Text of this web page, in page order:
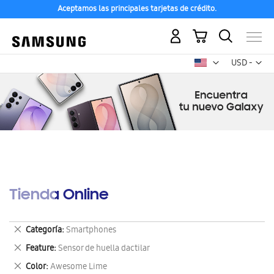
Aceptamos las principales tarjetas de crédito.
USD -
dólar
Mi carrito
Tienda Online
Categoría Smartphones
Eliminar
este
artículo
Feature Sensor de huella dactilar
Eliminar
este
Color Awesome Lime
Eliminar